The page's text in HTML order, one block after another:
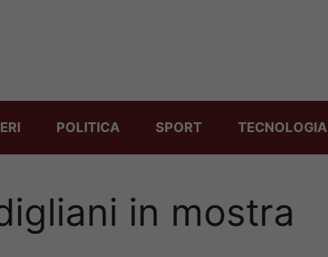
POLITICA SPORT TECNOLOGIA
in mostra